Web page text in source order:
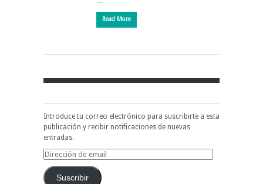
Read More
Introduce tu correo electrónico para suscribirte a esta
publicación y recibir notificaciones de nuevas
entradas.
Dirección
emailSuscribir